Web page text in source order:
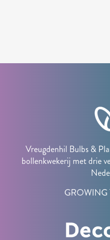
Vreugdenhil Bulbs &
bollenkwekerij met drie
GROWING